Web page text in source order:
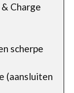
Charge
scherpe
(aansluiten